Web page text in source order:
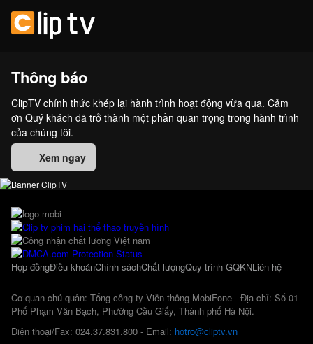
Thông báo
ClipTV chính thức khép lại hành trình hoạt động vừa qua. Cảm
ơn Quý khách đã trở thành một phần quan trọng trong hành trình
của chúng tôi.
Xem ngay
Hợp đồngĐiều khoảnChính sáchChất lượngQuy trình GQKNLiên hệ
Cơ quan chủ quản: Tổng công ty Viễn thông MobiFone - Địa chỉ: Số 01
Phố Phạm Văn Bạch, Phường Cầu Giấy, Thành phố Hà Nội.
Điện thoại/Fax: 024.37.831.800 - Email: hotro@cliptv.vn